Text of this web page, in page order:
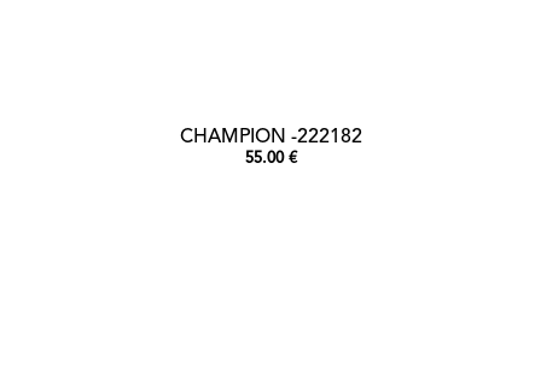
CHAMPION -222182
55.00 €